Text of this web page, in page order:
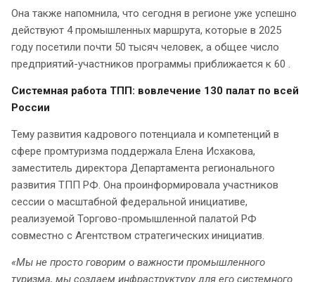
Она также напомнила, что сегодня в регионе уже успешно
действуют 4 промышленных маршрута, которые в 2025
году посетили почти 50 тысяч человек, а общее число
предприятий-участников программы приближается к 60 .
Системная работа ТПП: вовлечение 130 палат по всей
России
Тему развития кадрового потенциала и компетенций в
сфере промтуризма поддержала Елена Исхакова,
заместитель директора Департамента регионального
развития ТПП РФ. Она проинформировала участников
сессии о масштабной федеральной инициативе,
реализуемой Торгово-промышленной палатой РФ
совместно с Агентством стратегических инициатив.
«Мы не просто говорим о важности промышленного
туризма, мы создаем инфраструктуру для его системного